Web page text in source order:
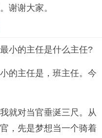
谢谢大家。
小的主任是什么主任?
的主任是，班主任。今
就对当官垂涎三尺。从
，先是梦想当一个骑着